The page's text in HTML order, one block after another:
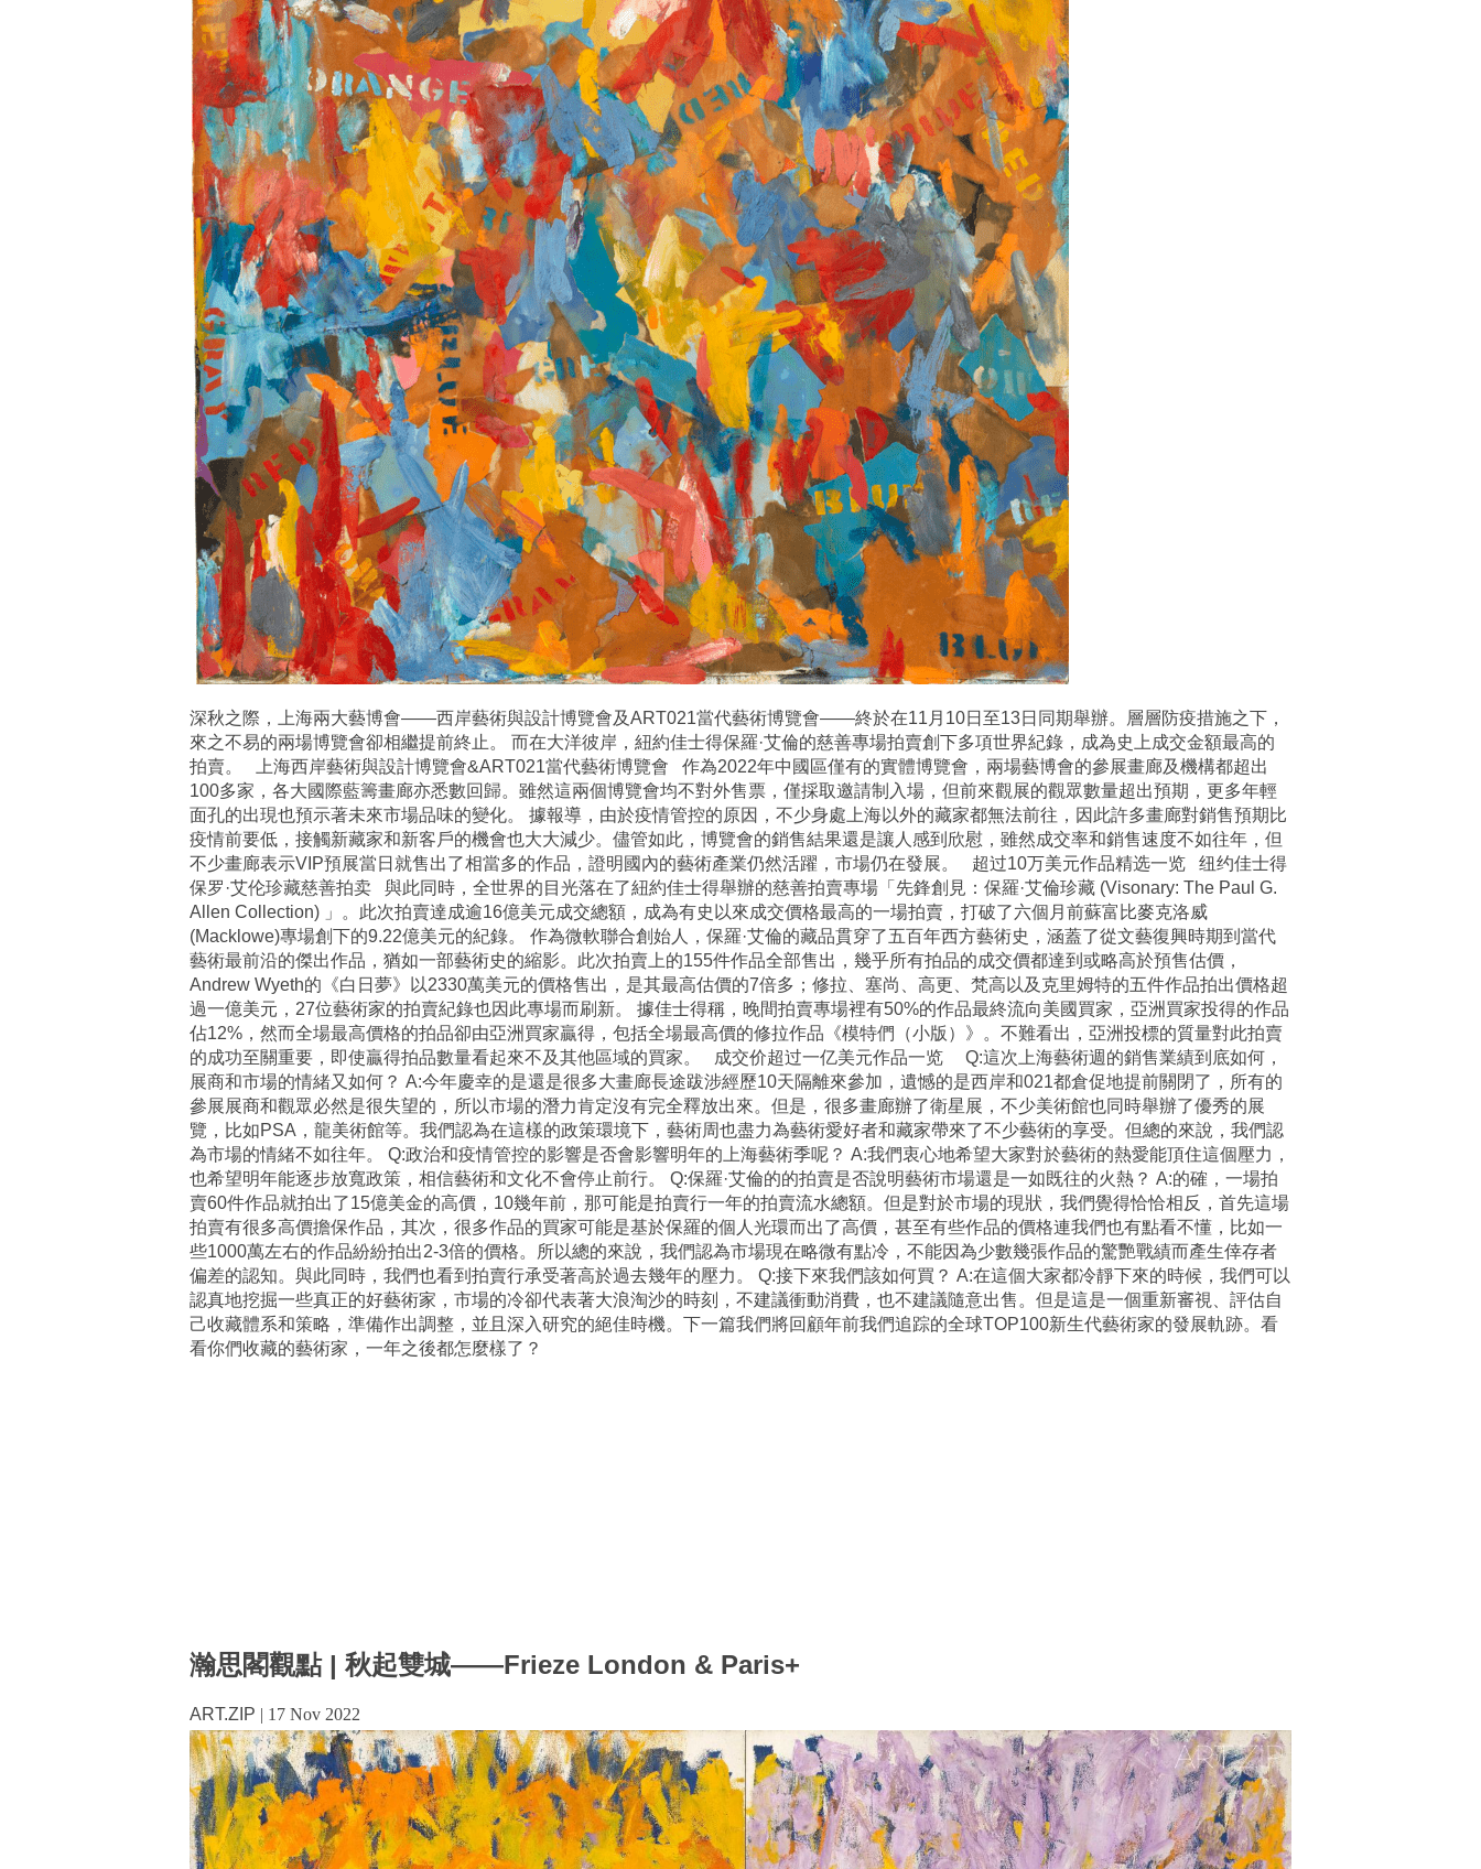
深秋之際，上海兩大藝博會——西岸藝術與設計博覽會及ART021當代藝術博覽會——終於在11月10日至13日同期舉辦。層層防疫措施之下，
來之不易的兩場博覽會卻相繼提前終止。 而在大洋彼岸，紐約佳士得保羅·艾倫的慈善專場拍賣創下多項世界紀錄，成為史上成交金額最高的
拍賣。 上海西岸藝術與設計博覽會&ART021當代藝術博覽會 作為2022年中國區僅有的實體博覽會，兩場藝博會的參展畫廊及機構都超出
100多家，各大國際藍籌畫廊亦悉數回歸。雖然這兩個博覽會均不對外售票，僅採取邀請制入場，但前來觀展的觀眾數量超出預期，更多年輕
面孔的出現也預示著未來市場品味的變化。 據報導，由於疫情管控的原因，不少身處上海以外的藏家都無法前往，因此許多畫廊對銷售預期比
疫情前要低，接觸新藏家和新客戶的機會也大大減少。儘管如此，博覽會的銷售結果還是讓人感到欣慰，雖然成交率和銷售速度不如往年，但
不少畫廊表示VIP預展當日就售出了相當多的作品，證明國內的藝術產業仍然活躍，市場仍在發展。 超过10万美元作品精选一览 纽约佳士得
保罗·艾伦珍藏慈善拍卖 與此同時，全世界的目光落在了紐約佳士得舉辦的慈善拍賣專場「先鋒創見：保羅·艾倫珍藏 (Visonary: The Paul G.
Allen Collection) 」。此次拍賣達成逾16億美元成交總額，成為有史以來成交價格最高的一場拍賣，打破了六個月前蘇富比麥克洛威
(Macklowe)專場創下的9.22億美元的紀錄。 作為微軟聯合創始人，保羅·艾倫的藏品貫穿了五百年西方藝術史，涵蓋了從文藝復興時期到當代
藝術最前沿的傑出作品，猶如一部藝術史的縮影。此次拍賣上的155件作品全部售出，幾乎所有拍品的成交價都達到或略高於預售估價，
Andrew Wyeth的《白日夢》以2330萬美元的價格售出，是其最高估價的7倍多；修拉、塞尚、高更、梵高以及克里姆特的五件作品拍出價格超
過一億美元，27位藝術家的拍賣紀錄也因此專場而刷新。 據佳士得稱，晚間拍賣專場裡有50%的作品最終流向美國買家，亞洲買家投得的作品
佔12%，然而全場最高價格的拍品卻由亞洲買家贏得，包括全場最高價的修拉作品《模特們（小版）》。不難看出，亞洲投標的質量對此拍賣
的成功至關重要，即使贏得拍品數量看起來不及其他區域的買家。 成交价超过一亿美元作品一览 Q:這次上海藝術週的銷售業績到底如何，
展商和市場的情緒又如何？ A:今年慶幸的是還是很多大畫廊長途跋涉經歷10天隔離來參加，遺憾的是西岸和021都倉促地提前關閉了，所有的
參展展商和觀眾必然是很失望的，所以市場的潛力肯定沒有完全釋放出來。但是，很多畫廊辦了衛星展，不少美術館也同時舉辦了優秀的展
覽，比如PSA，龍美術館等。我們認為在這樣的政策環境下，藝術周也盡力為藝術愛好者和藏家帶來了不少藝術的享受。但總的來說，我們認
為市場的情緒不如往年。 Q:政治和疫情管控的影響是否會影響明年的上海藝術季呢？ A:我們衷心地希望大家對於藝術的熱愛能頂住這個壓力，
也希望明年能逐步放寬政策，相信藝術和文化不會停止前行。 Q:保羅·艾倫的的拍賣是否說明藝術市場還是一如既往的火熱？ A:的確，一場拍
賣60件作品就拍出了15億美金的高價，10幾年前，那可能是拍賣行一年的拍賣流水總額。但是對於市場的現狀，我們覺得恰恰相反，首先這場
拍賣有很多高價擔保作品，其次，很多作品的買家可能是基於保羅的個人光環而出了高價，甚至有些作品的價格連我們也有點看不懂，比如一
些1000萬左右的作品紛紛拍出2-3倍的價格。所以總的來說，我們認為市場現在略微有點冷，不能因為少數幾張作品的驚艷戰績而產生倖存者
偏差的認知。與此同時，我們也看到拍賣行承受著高於過去幾年的壓力。 Q:接下來我們該如何買？ A:在這個大家都冷靜下來的時候，我們可以
認真地挖掘一些真正的好藝術家，市場的冷卻代表著大浪淘沙的時刻，不建議衝動消費，也不建議隨意出售。但是這是一個重新審視、評估自
己收藏體系和策略，準備作出調整，並且深入研究的絕佳時機。下一篇我們將回顧年前我們追踪的全球TOP100新生代藝術家的發展軌跡。看
看你們收藏的藝術家，一年之後都怎麼樣了？
瀚思閣觀點 | 秋起雙城——Frieze London & Paris+
ART.ZIP | 17 Nov 2022